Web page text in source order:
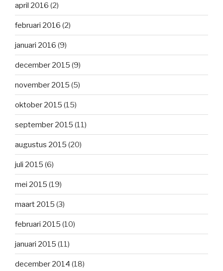
april 2016 (2)
februari 2016 (2)
januari 2016 (9)
december 2015 (9)
november 2015 (5)
oktober 2015 (15)
september 2015 (11)
augustus 2015 (20)
juli 2015 (6)
mei 2015 (19)
maart 2015 (3)
februari 2015 (10)
januari 2015 (11)
december 2014 (18)